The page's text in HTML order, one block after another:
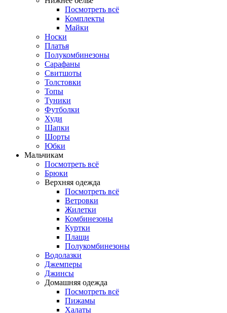
Посмотреть всё
Комплекты
Майки
Носки
Платья
Полукомбинезоны
Сарафаны
Свитшоты
Толстовки
Топы
Туники
Футболки
Худи
Шапки
Шорты
Юбки
Мальчикам
Посмотреть всё
Брюки
Верхняя одежда
Посмотреть всё
Ветровки
Жилетки
Комбинезоны
Куртки
Плащи
Полукомбинезоны
Водолазки
Джемперы
Джинсы
Домашняя одежда
Посмотреть всё
Пижамы
Халаты